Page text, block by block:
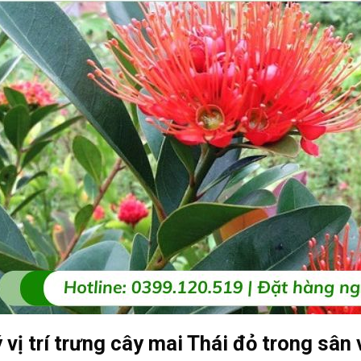
vị trí trưng cây mai Thái đỏ trong sân